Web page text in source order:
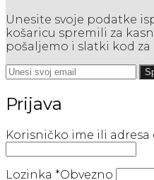
Unesite svoje podatke
košaricu spremili za
pošaljemo i slatki kod za
Prijava
Korisničko ime ili adresa
Lozinka *Obvezno